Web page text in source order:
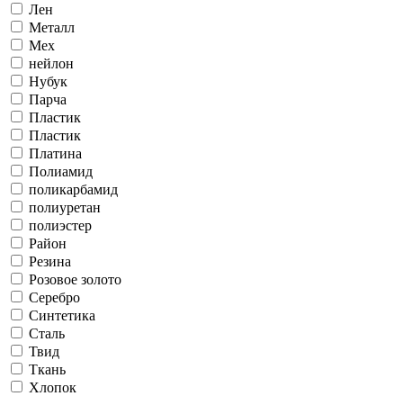
Лен
Металл
Мех
нейлон
Нубук
Парча
Пластик
Пластик
Платина
Полиамид
поликарбамид
полиуретан
полиэстер
Район
Резина
Розовое золото
Серебро
Синтетика
Сталь
Твид
Ткань
Хлопок